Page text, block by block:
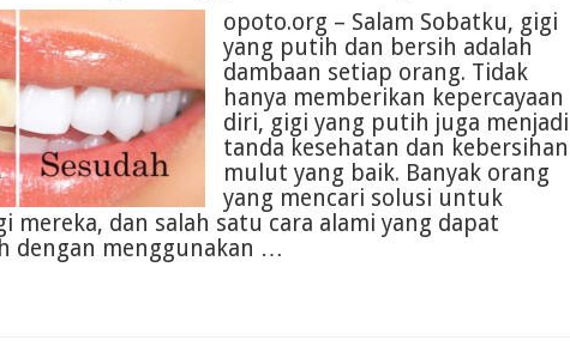
opoto.org – Salam Sobatku, gigi
yang putih dan bersih adalah
dambaan setiap orang. Tidak
hanya memberikan kepercayaan
diri, gigi yang putih juga menjadi
tanda kesehatan dan kebersihan
mulut yang baik. Banyak orang
yang mencari solusi untuk
mereka, dan salah satu cara alami yang dapat
dengan menggunakan …